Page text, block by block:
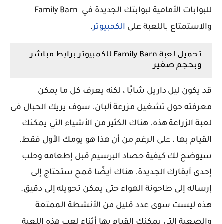
للبوابات الأمامية لبوابتك الجديدة في Family Barn
والاستمتاع باللعبة على الكمبيوتر.
تحميل لعبة Family Barn للكمبيوتر برابط مباشر
وبحجم صغير
قد يكون ليل داريل شابًا ، لكنه يعرف كل ما يمكن
معرفته حول تشغيل مزرعة ألبان. سوف يريك الحبال في
لعبة الزراعة هذه. هناك الكثير من الأشياء التي يمكنك
القيام بها ، على الرغم من أن هذا هو يومك الأول فقط.
سيوضح لك كيفية حصاد البرسيم قبل إطعامه وحلب
إحدى أبقارك الجديدة. هناك أيضًا قمح ستحتاج إلى
إرساله إلى طاحونة الهواء حتى يمكن تحويله إلى دقيق.
هذه ليست سوى عدد قليل من الأنشطة الممتعة
والصعبة التي يمكنك القيام بها أثناء لعب هذه اللعبة